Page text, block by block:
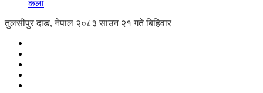
कला
तुलसीपुर दाङ, नेपाल २०८३ साउन २१ गते बिहिवार